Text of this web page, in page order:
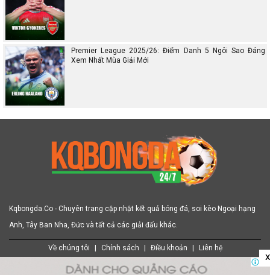
Premier League 2025/26: Điểm Danh 5 Ngôi Sao Đáng
Xem Nhất Mùa Giải Mới
x
Kqbongda.Co - Chuyên trang cập nhật kết quả bóng đá, soi kèo Ngoại hạng
Anh, Tây Ban Nha, Đức và tất cả các giải đấu khác.
Về chúng tôi Chính sách Điều khoản Liên hệ
| | |